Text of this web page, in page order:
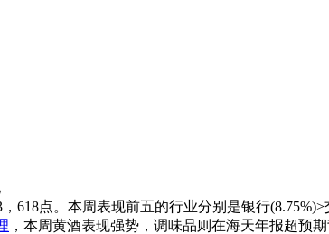
点。本周表现前五的行业分别是银行(8.75%)>
，本周黄酒表现强势，调味品则在海天年报超预